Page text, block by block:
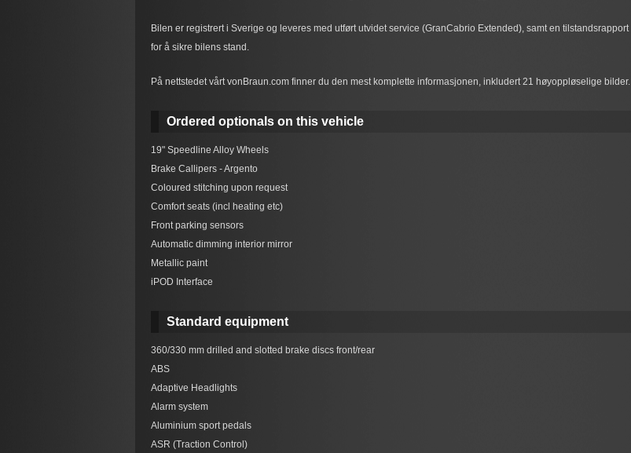
Bilen er registrert i Sverige og leveres med utført utvidet service (GranCabrio Extended), samt en tilstandsrapport
for å sikre bilens stand.
På nettstedet vårt vonBraun.com finner du den mest komplette informasjonen, inkludert 21 høyoppløselige bilder.
Ordered optionals on this vehicle
19" Speedline Alloy Wheels
Brake Callipers - Argento
Coloured stitching upon request
Comfort seats (incl heating etc)
Front parking sensors
Automatic dimming interior mirror
Metallic paint
iPOD Interface
Standard equipment
360/330 mm drilled and slotted brake discs front/rear
ABS
Adaptive Headlights
Alarm system
Aluminium sport pedals
ASR (Traction Control)